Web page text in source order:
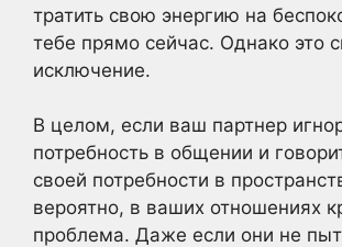
тратить свою энергию на
тебе прямо сейчас. Однако это
исключение.
В целом, если ваш партнер
потребность в общении и
своей потребности в
вероятно, в ваших отношениях
проблема. Даже если они не